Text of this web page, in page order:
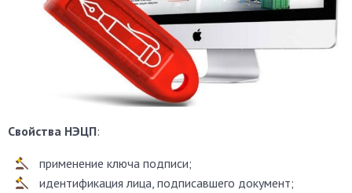
Свойства НЭЦП:
применение ключа подписи;
идентификация лица, подписавшего документ;